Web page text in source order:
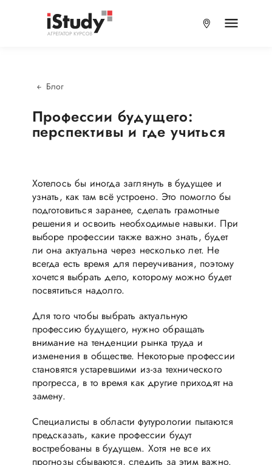
Блог
Профессии будущего:
перспективы и где учиться
Хотелось бы иногда заглянуть в будущее и
узнать, как там всё устроено. Это помогло бы
подготовиться заранее, сделать грамотные
решения и освоить необходимые навыки. При
выборе профессии также важно знать, будет
ли она актуальна через несколько лет. Не
всегда есть время для переучивания, поэтому
хочется выбрать дело, которому можно будет
посвятиться надолго.
Для того чтобы выбрать актуальную
профессию будущего, нужно обращать
внимание на тенденции рынка труда и
изменения в обществе. Некоторые профессии
становятся устаревшими из-за технического
прогресса, в то время как другие приходят на
замену.
Специалисты в области футурологии пытаются
предсказать, какие профессии будут
востребованы в будущем. Хотя не все их
прогнозы сбываются, следить за этим важно.